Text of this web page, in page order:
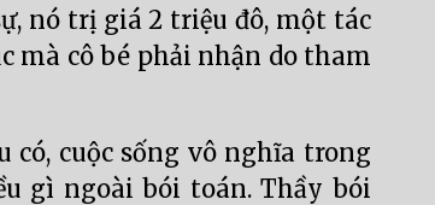
nó trị giá 2 triệu đô, một tác
mà cô bé phải nhận do tham
cuộc sống vô nghĩa trong
gì ngoài bói toán. Thầy bói